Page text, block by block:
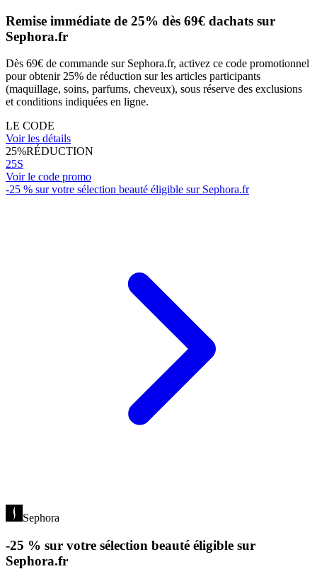
Remise immédiate de 25% dès 69€ dachats sur
Sephora.fr
Dès 69€ de commande sur Sephora.fr, activez ce code promotionnel
pour obtenir 25% de réduction sur les articles participants
(maquillage, soins, parfums, cheveux), sous réserve des exclusions
et conditions indiquées en ligne.
LE CODE
Voir les détails
25%RÉDUCTION
25S
Voir le code promo
-25 % sur votre sélection beauté éligible sur Sephora.fr
Sephora
-25 % sur votre sélection beauté éligible sur
Sephora.fr